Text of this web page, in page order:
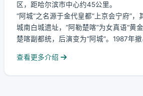
区，距哈尔滨市中心约45公里。
“阿城”之名源于金代皇都“上京会宁府”
城南白城遗址，“阿勒楚喀”为女真语“黄
楚喀副都统，后演变为“阿城”。1987年
查看更多介绍